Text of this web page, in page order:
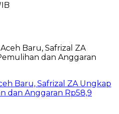
Baru, Safrizal ZA Ungkap
dan Anggaran Rp58,9